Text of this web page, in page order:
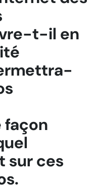
t-il en
façon
sur ces